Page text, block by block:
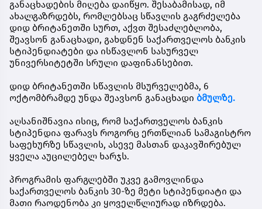
განაცხადების მიღება დაიწყო. შესაბამისად, იმ
ახალგაზრდებს, რომლებსაც სწავლის გაგრძელება
დიდ ბრიტანეთში სურთ, აქვთ შესაძლებლობა,
შეავსონ განაცხადი, გახდნენ საქართველოს ბანკის
სტიპენდიატები და ისწავლონ სასურველ
უნივერსიტეტში სრული დაფინანსებით.
დიდ ბრიტანეთში სწავლის მსურველებმა, 6
ოქტომბრამდე უნდა შეავსონ განაცხადი ბმულზე.
აღსანიშნავია ისიც, რომ საქართველოს ბანკის
სტიპენდია ფარავს როგორც ერთწლიან სამაგისტრო
საფეხურზე სწავლის, ასევე მასთან დაკავშირებულ
ყველა აუცილებელ ხარჯს.
პროგრამის ფარგლებში უკვე გამოვლინდა
საქართველოს ბანკის 30-ზე მეტი სტიპენდიატი და
მათი რაოდენობა კი ყოველწლიურად იზრდება.